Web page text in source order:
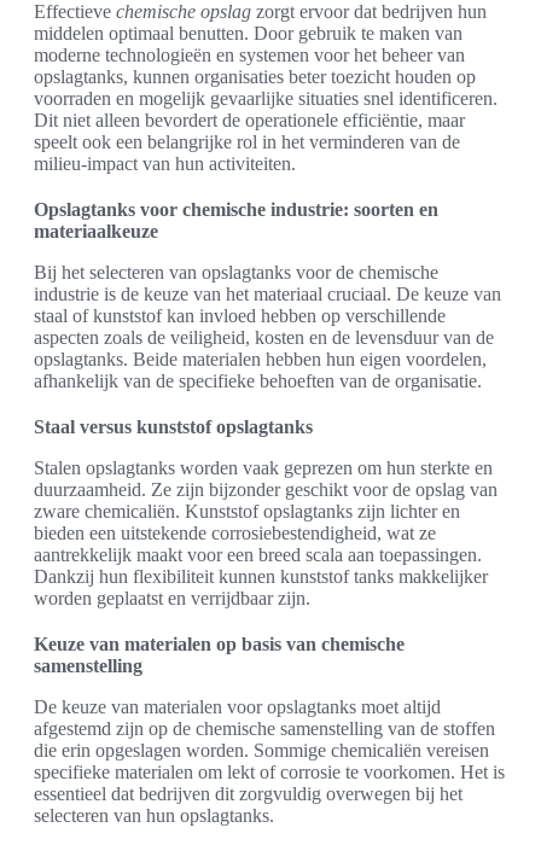
Effectieve chemische opslag zorgt ervoor dat bedrijven hun
middelen optimaal benutten. Door gebruik te maken van
moderne technologieën en systemen voor het beheer van
opslagtanks, kunnen organisaties beter toezicht houden op
voorraden en mogelijk gevaarlijke situaties snel identificeren.
Dit niet alleen bevordert de operationele efficiëntie, maar
speelt ook een belangrijke rol in het verminderen van de
milieu-impact van hun activiteiten.
Opslagtanks voor chemische industrie: soorten en
materiaalkeuze
Bij het selecteren van opslagtanks voor de chemische
industrie is de keuze van het materiaal cruciaal. De keuze van
staal of kunststof kan invloed hebben op verschillende
aspecten zoals de veiligheid, kosten en de levensduur van de
opslagtanks. Beide materialen hebben hun eigen voordelen,
afhankelijk van de specifieke behoeften van de organisatie.
Staal versus kunststof opslagtanks
Stalen opslagtanks worden vaak geprezen om hun sterkte en
duurzaamheid. Ze zijn bijzonder geschikt voor de opslag van
zware chemicaliën. Kunststof opslagtanks zijn lichter en
bieden een uitstekende corrosiebestendigheid, wat ze
aantrekkelijk maakt voor een breed scala aan toepassingen.
Dankzij hun flexibiliteit kunnen kunststof tanks makkelijker
worden geplaatst en verrijdbaar zijn.
Keuze van materialen op basis van chemische
samenstelling
De keuze van materialen voor opslagtanks moet altijd
afgestemd zijn op de chemische samenstelling van de stoffen
die erin opgeslagen worden. Sommige chemicaliën vereisen
specifieke materialen om lekt of corrosie te voorkomen. Het is
essentieel dat bedrijven dit zorgvuldig overwegen bij het
selecteren van hun opslagtanks.